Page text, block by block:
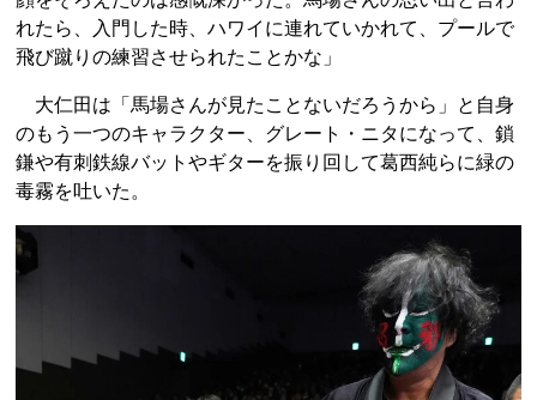
れたら、入門した時、ハワイに連れていかれて、プールで
飛び蹴りの練習させられたことかな」
大仁田は「馬場さんが見たことないだろうから」と自身
のもう一つのキャラクター、グレート・ニタになって、鎖
鎌や有刺鉄線バットやギターを振り回して葛西純らに緑の
毒霧を吐いた。